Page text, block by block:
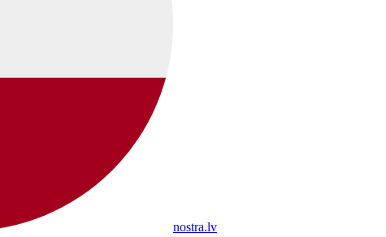
nostra.lv